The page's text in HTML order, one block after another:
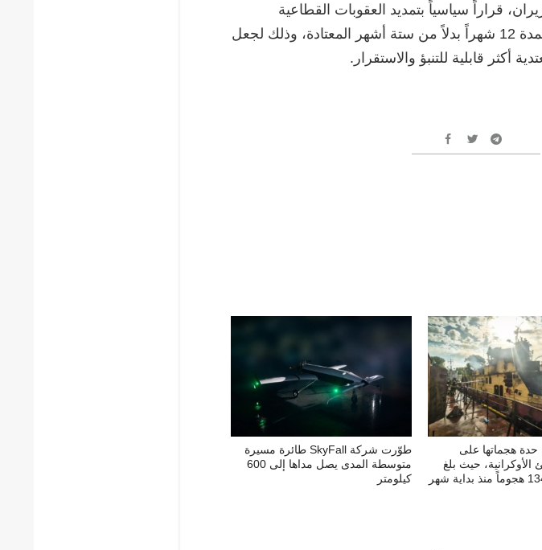
في 18 يونيو/حزيران، قراراً سياسياً بتمديد العقوبات القطاعية
المفروضة على روسيا الاتحادية لمدة 12 شهراً بدلاً من ستة أشهر المعتادة، وذلك لجعل
أكثر قابلية للتنبؤ والاستقرار.
حدة هجماتها على
الأوكرانية، حيث بلغ
عدد الهجمات 134 هجوماً منذ بداية شهر
طوّرت شركة SkyFall طائرة مسيرة
متوسطة المدى يصل مداها إلى 600
كيلومتر